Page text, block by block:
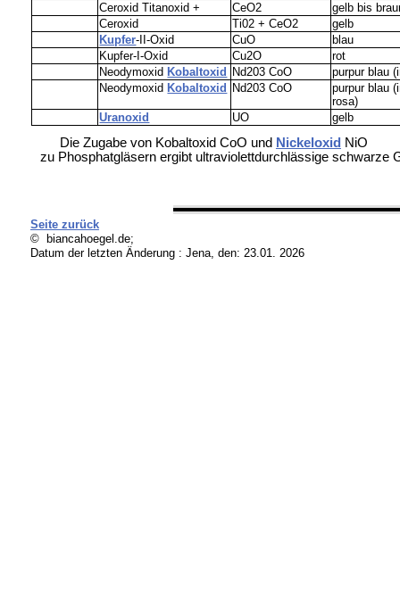
Ceroxid Titanoxid + CeO2
gelb bis
Ceroxid
Ti02 + CeO2
gelb
Kupfer-II-Oxid CuO
blau
Kupfer-I-Oxid
Cu2O
rot
Neodymoxid Kobaltoxid Nd203 CoO
purpur blau
Neodymoxid Kobaltoxid Nd203 CoO
purpur blau
rosa)
Uranoxid
UO gelb
Die Zugabe von Kobaltoxid CoO und Nickeloxid NiO
zu Phosphatgläsern ergibt ultraviolettdurchlässige schwarze
Seite zurück
© biancahoegel.de;
Datum der letzten Änderung : Jena, den: 23.01. 2026